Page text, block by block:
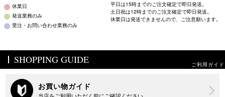
休業日
発送業務のみ
受注・お問い合わせ業務のみ
平日は15時までのご注文確定で即日発送。
土日祝は12時までのご注文確定で即日発送。
休業日は発送できませんので、ご注意願います。
SHOPPING GUIDE ご利用ガイド